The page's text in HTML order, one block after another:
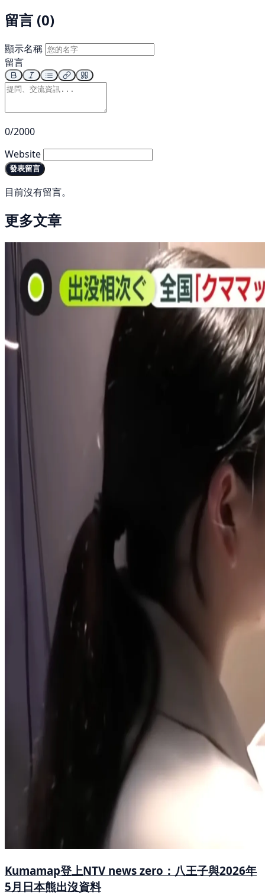
留言 (0)
顯示名稱
留言
0/2000
Website
發表留言
目前沒有留言。
更多文章
Kumamap登上NTV news zero：八王子與2026年
5月日本熊出沒資料